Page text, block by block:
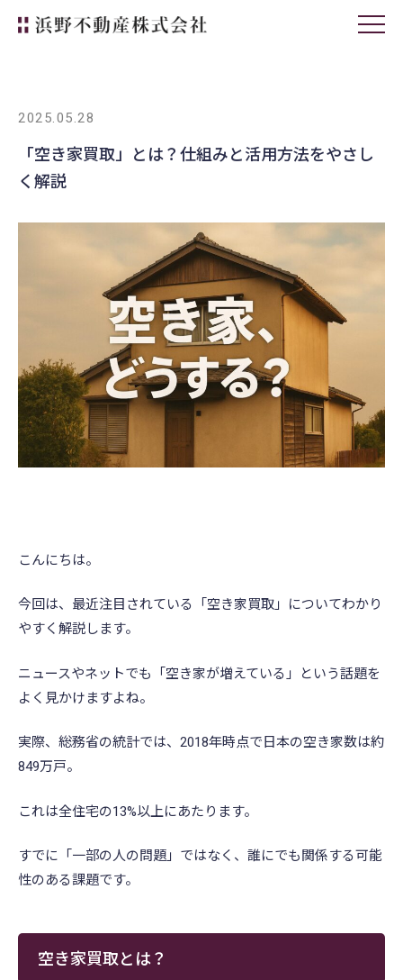
2025.05.28
「空き家買取」とは？仕組みと活用方法をやさし
く解説
こんにちは。
今回は、最近注目されている「空き家買取」についてわかり
やすく解説します。
ニュースやネットでも「空き家が増えている」という話題を
よく見かけますよね。
実際、総務省の統計では、2018年時点で日本の空き家数は約
849万戸。
これは全住宅の13%以上にあたります。
すでに「一部の人の問題」ではなく、誰にでも関係する可能
性のある課題です。
空き家買取とは？